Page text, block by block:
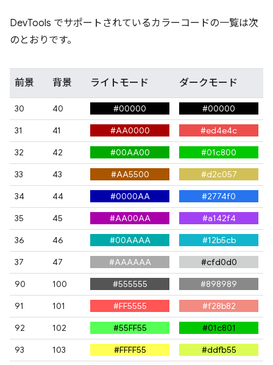
DevTools でサポートされているカラーコードの一覧は次
のとおりです。
前景 背景 ライトモード ダークモード
30 40 #00000
#00000
31
41 #AA0000
#ed4e4c
32
42 #00AA00
#01c800
33
43 #AA5500
#d2c057
34
44 #0000AA
#2774f0
35
45 #AA00AA
#a142f4
36
46 #00AAAA
#12b5cb
37
47 #AAAAAA
#cfd0d0
90
100 #555555
#898989
91
101 #FF5555
#f28b82
92
102 #55FF55
#01c801
93
103 #FFFF55
#ddfb55